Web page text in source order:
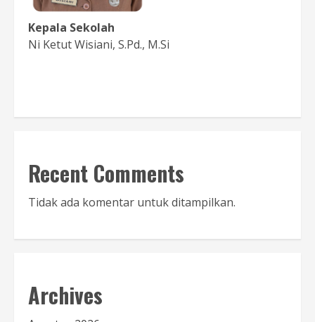
Kepala Sekolah
Ni Ketut Wisiani, S.Pd., M.Si
Recent Comments
Tidak ada komentar untuk ditampilkan.
Archives